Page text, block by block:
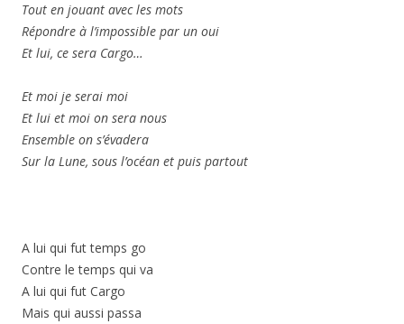
Tout en jouant avec les mots
Répondre à l’impossible par un oui
Et lui, ce sera Cargo…
Et moi je serai moi
Et lui et moi on sera nous
Ensemble on s’évadera
Sur la Lune, sous l’océan et puis partout
A lui qui fut temps go
Contre le temps qui va
A lui qui fut Cargo
Mais qui aussi passa